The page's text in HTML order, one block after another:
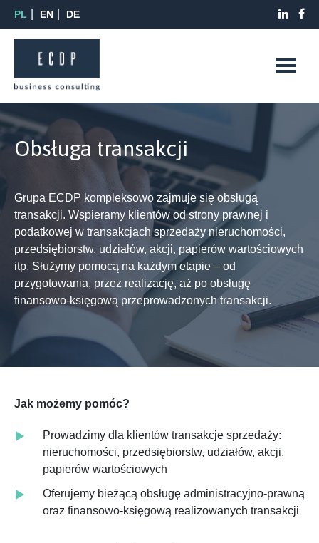
PL EN DE
Obsługa transakcji
Grupa ECDP kompleksowo zajmuje się obsługą
transakcji. Wspieramy klientów od strony prawnej i
podatkowej w transakcjach sprzedaży nieruchomości,
przedsiębiorstw, udziałów, akcji, papierów wartościowych
itp. Służymy pomocą na każdym etapie – od
przygotowania, przez realizację, aż po obsługę
finansowo-księgową przeprowadzonych transakcji.
Jak możemy pomóc?
Prowadzimy dla klientów transakcje sprzedaży:
nieruchomości, przedsiębiorstw, udziałów, akcji,
papierów wartościowych
Oferujemy bieżącą obsługę administracyjno-prawną
oraz finansowo-księgową realizowanych transakcji